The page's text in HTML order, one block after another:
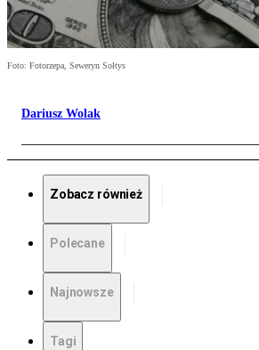
Foto: Fotorzepa, Seweryn Sołtys
Dariusz Wolak
Zobacz również
Polecane
Najnowsze
Tagi